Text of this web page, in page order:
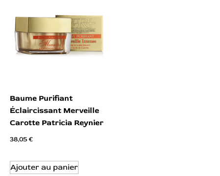
Baume Purifiant
Éclaircissant Merveille
Carotte Patricia Reynier
38,05€
Ajouter au panier